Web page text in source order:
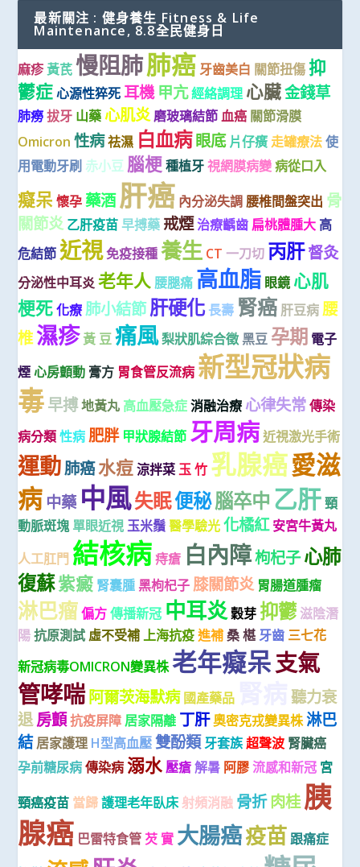
最新關注 : 健身養生 Fitness & Life
Maintenance, 8.8全民健身日
麻疹 黃芪 慢阻肺肺癌 牙齒美白 關節扭傷 抑
鬱症 心源性猝死 耳機 甲亢經絡調理 心臟金錢草
肺癆 拔牙 山藥 心肌炎磨玻璃結節 血癌 關節滑膜
Omicron 性病祛濕 白血病眼底 片仔癀 走罐療法 使
用電動牙刷 赤小豆 腦梗 種植牙 視網膜病變 病從口入
癡呆 懷孕 藥酒肝癌 內分泌失調 腰椎間盤突出 骨
關節炎 乙肝疫苗 早搏藥 戒煙治療齲齒 扁桃體腫大 高
危結節 近視免疫接種 養生 CT 一刀切 丙肝督灸
分泌性中耳炎 老年人 腰腿痛 高血脂 眼鏡 心肌
梗死 化療 肺小結節肝硬化 長壽 腎癌 肝豆病 腰
椎濕疹 黃 豆 痛風梨狀肌綜合徵 黑豆 孕期 電子
煙 心房顫動 膏方 胃食管反流病 新型冠狀病
毒早搏地黃丸 高血壓急症 消融治療 心律失常 傳染
病分類 性病 肥胖 甲狀腺結節 牙周病 近視激光手術
運動肺癌水痘 涼拌菜 玉 竹 乳腺癌愛滋
病中藥 中風失眠便秘腦卒中 乙肝 頸
動脈斑塊 單眼近視 玉米鬚 醫學驗光 化橘紅 安宮牛黃丸
人工肛門 結核病 痔瘡 白內障枸杞子心肺
復蘇紫癜 腎囊腫 黑枸杞子 膝關節炎 胃腸道腫瘤
淋巴瘤 偏方 傳播新冠 中耳炎穀芽 抑鬱 滋陰潛
陽 抗原測試 虛不受補 上海抗疫 進補 桑 椹 牙齒 三七花
新冠病毒OMICRON變異株老年癡呆支氣
管哮喘阿爾茨海默病 國產藥品
聽力衰
退房顫抗疫屏障 居家隔離 丁肝奧密克戎變異株淋巴
結 居家護理 H型高血壓 雙酚類牙套族 超聲波 腎臟癌
孕前糖尿病 傳染病 溺水 壓瘡 解暑 阿膠 流感和新冠 宮
頸癌疫苗 當歸 護理老年臥床 射頻消融 骨折肉桂胰
腺癌 巴雷特食管 芡 實 大腸癌疫苗 跟痛症